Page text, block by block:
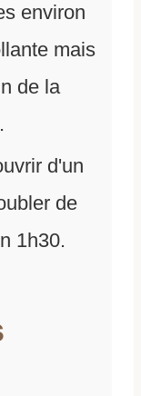
environ
mais
de la
d'un
de
1h30.